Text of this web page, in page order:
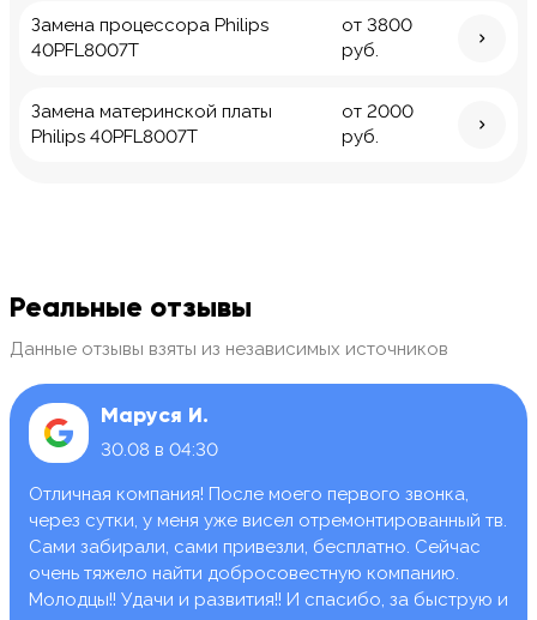
Замена процессора Philips
40PFL8007T
от 3800
руб.
Замена материнской платы
Philips 40PFL8007T
от 2000
руб.
Реальные отзывы
Данные отзывы взяты из независимых источников
Маруся И.
30.08 в 04:30
Отличная компания! После моего первого звонка,
через сутки, у меня уже висел отремонтированный тв.
Сами забирали, сами привезли, бесплатно. Сейчас
очень тяжело найти добросовестную компанию.
Молодцы!! Удачи и развития!! И спасибо, за быструю и